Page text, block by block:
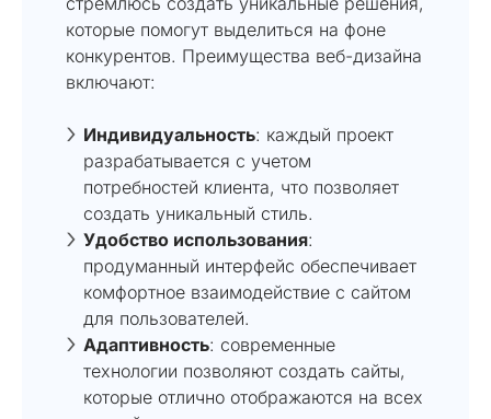
которые помогут выделиться на фоне
конкурентов. Преимущества веб-дизайна
включают:
Индивидуальность: каждый проект
разрабатывается с учетом
потребностей клиента, что позволяет
создать уникальный стиль.
Удобство использования:
продуманный интерфейс обеспечивает
комфортное взаимодействие с сайтом
для пользователей.
Адаптивность: современные
технологии позволяют создать сайты,
которые отлично отображаются на всех